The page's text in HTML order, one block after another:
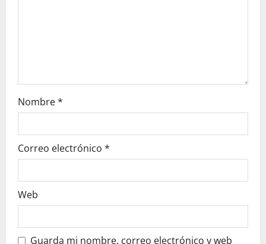
t
a
a
s
Nombre*
Correo electrónico *
Web
Guarda mi nombre, correo electrónico y web